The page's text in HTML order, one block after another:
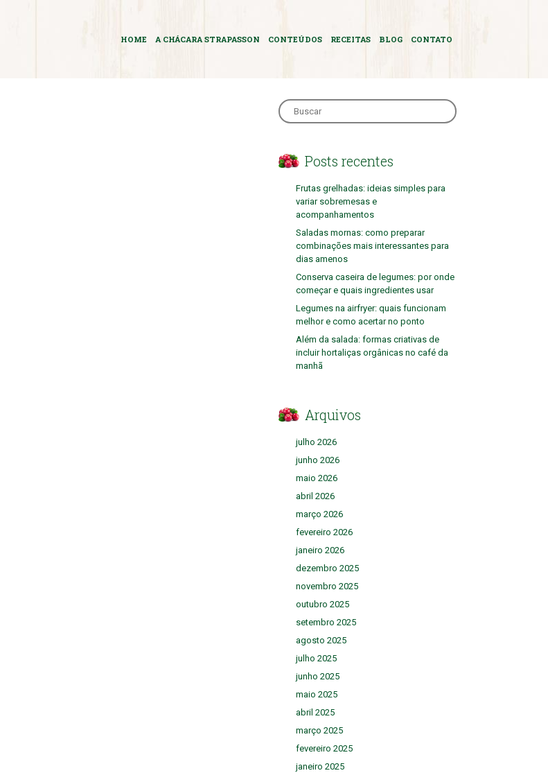
HOME A CHÁCARA STRAPASSON CONTEÚDOS RECEITAS BLOG CONTATO
Search
for:
Posts recentes
Frutas grelhadas: ideias simples para
variar sobremesas e
acompanhamentos
Saladas mornas: como preparar
combinações mais interessantes para
dias amenos
Conserva caseira de legumes: por onde
começar e quais ingredientes usar
Legumes na airfryer: quais funcionam
melhor e como acertar no ponto
Além da salada: formas criativas de
incluir hortaliças orgânicas no café da
manhã
Arquivos
julho 2026
junho 2026
maio 2026
abril 2026
março 2026
fevereiro 2026
janeiro 2026
dezembro 2025
novembro 2025
outubro 2025
setembro 2025
agosto 2025
julho 2025
junho 2025
maio 2025
abril 2025
março 2025
fevereiro 2025
janeiro 2025